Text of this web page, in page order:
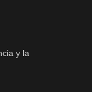
y la